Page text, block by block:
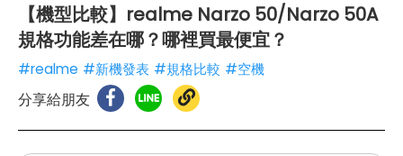
【機型比較】realme Narzo 50/Narzo 50A
規格功能差在哪？哪裡買最便宜？
#realme #新機發表 #規格比較 #空機
分享給朋友